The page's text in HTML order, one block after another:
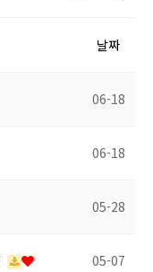
날짜
06-18
06-18
05-28
05-07